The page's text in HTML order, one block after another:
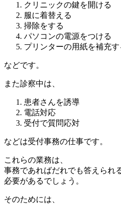
クリニックの鍵を開ける
服に着替える
掃除をする
パソコンの電源をつける
プリンターの用紙を補充す
などです。
また診察中は、
患者さんを誘導
電話対応
受付で質問応対
などは受付事務の仕事です。
これらの業務は、
事務であればだれでも答えられ
必要があるでしょう。
そのためには、